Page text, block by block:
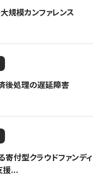
規模カンファレンス
済後処理の遅延障害
寄付型クラウドファンディ
援...